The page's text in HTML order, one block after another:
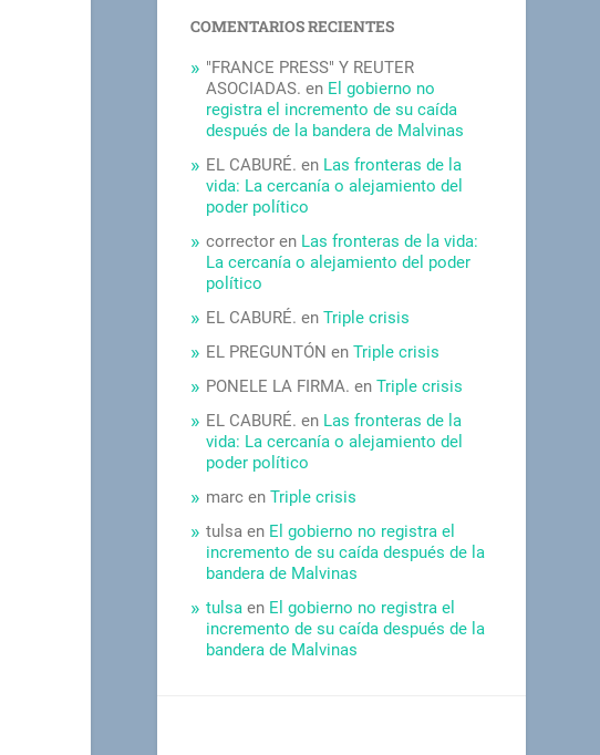
COMENTARIOS RECIENTES
"FRANCE PRESS" Y REUTER
ASOCIADAS. en El gobierno no
registra el incremento de su caída
después de la bandera de Malvinas
EL CABURÉ. en Las fronteras de la
vida: La cercanía o alejamiento del
poder político
corrector en Las fronteras de la vida:
La cercanía o alejamiento del poder
político
EL CABURÉ. enTriple crisis
EL PREGUNTÓN enTriple crisis
PONELE LA FIRMA. enTriple crisis
EL CABURÉ. en Las fronteras de la
vida: La cercanía o alejamiento del
poder político
marc enTriple crisis
tulsa en El gobierno no registra el
incremento de su caída después de la
bandera de Malvinas
tulsa en El gobierno no registra el
incremento de su caída después de la
bandera de Malvinas